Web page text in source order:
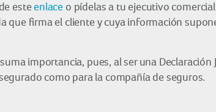
esteenlace o pídelas a tu ejecutivo
que firma el cliente y cuya información
importancia, pues, al ser una
como para la compañía de seguros.